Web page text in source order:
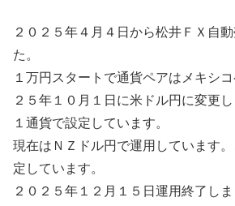
２０２５年４月４日から松井ＦＸ自
た。
１万円スタートで通貨ペアはメキシ
２５年１０月１日に米ドル円に変更し
１通貨で設定しています。
現在はＮＺドル円で運用しています
定しています。
２０２５年１２月１５日運用終了しま